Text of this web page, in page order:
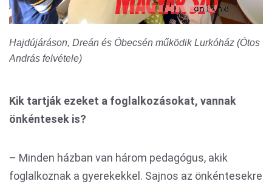
Hajdújáráson, Dreán és Óbecsén működik Lurkóház (Ótos
András felvétele)
Kik tartják ezeket a foglalkozásokat, vannak
önkéntesek is?
– Minden házban van három pedagógus, akik
foglalkoznak a gyerekekkel. Sajnos az önkéntesekre